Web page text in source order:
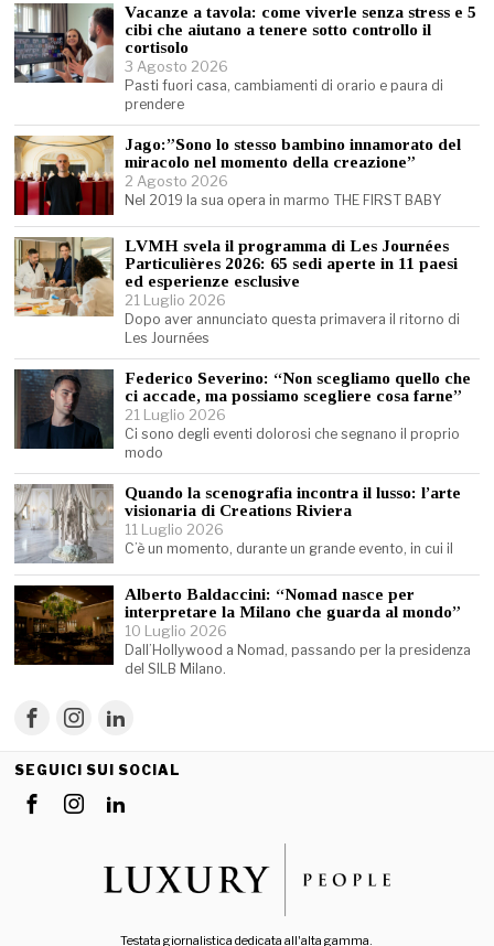
Vacanze a tavola: come viverle senza stress e 5
cibi che aiutano a tenere sotto controllo il
cortisolo
3 Agosto 2026
Pasti fuori casa, cambiamenti di orario e paura di
prendere
Jago:”Sono lo stesso bambino innamorato del
miracolo nel momento della creazione”
2 Agosto 2026
Nel 2019 la sua opera in marmo THE FIRST BABY
LVMH svela il programma di Les Journées
Particulières 2026: 65 sedi aperte in 11 paesi
ed esperienze esclusive
21 Luglio 2026
Dopo aver annunciato questa primavera il ritorno di
Les Journées
Federico Severino: “Non scegliamo quello che
ci accade, ma possiamo scegliere cosa farne”
21 Luglio 2026
Ci sono degli eventi dolorosi che segnano il proprio
modo
Quando la scenografia incontra il lusso: l’arte
visionaria di Creations Riviera
11 Luglio 2026
C’è un momento, durante un grande evento, in cui il
Alberto Baldaccini: “Nomad nasce per
interpretare la Milano che guarda al mondo”
10 Luglio 2026
Dall’Hollywood a Nomad, passando per la presidenza
del SILB Milano.
SEGUICI SUI SOCIAL
Testata giornalistica dedicata all'alta gamma.